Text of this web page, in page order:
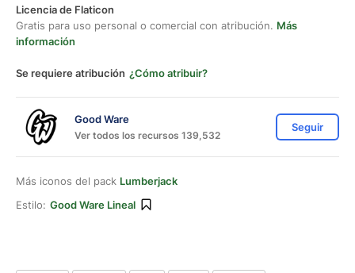
Licencia de Flaticon
Gratis para uso personal o comercial con atribución. Más
información
Se requiere atribución ¿Cómo atribuir?
Good Ware
Ver todos los recursos 139,532
Seguir
Más iconos del pack Lumberjack
Estilo: Good Ware Lineal